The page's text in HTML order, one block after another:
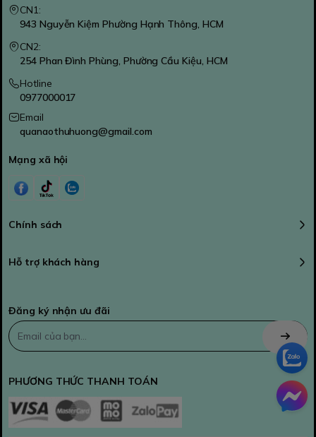
CN1:
943 Nguyễn Kiệm Phường Hạnh Thông, HCM
CN2:
254 Phan Đình Phùng, Phường Cầu Kiệu, HCM
Hotline
0977000017
Email
quanaothuhuong@gmail.com
Mạng xã hội
Chính sách
Hỗ trợ khách hàng
Đăng ký nhận ưu đãi
PHƯƠNG THỨC THANH TOÁN